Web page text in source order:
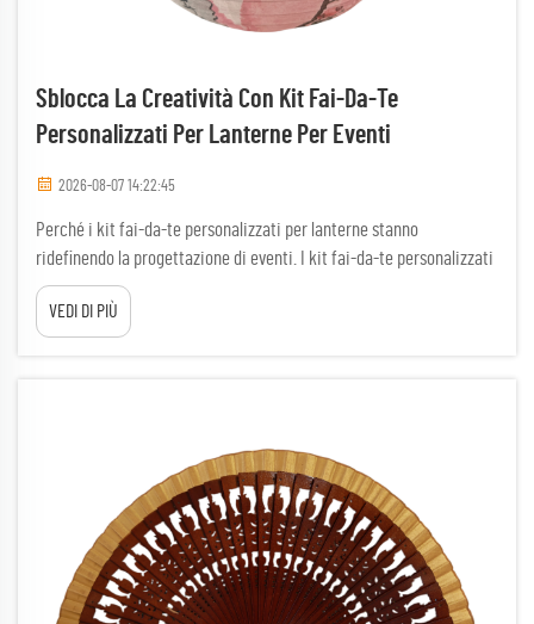
Sblocca La Creatività Con Kit Fai-Da-Te
Personalizzati Per Lanterne Per Eventi
2026-08-07 14:22:45
Perché i kit fai-da-te personalizzati per lanterne stanno
ridefinendo la progettazione di eventi. I kit fai-da-te personalizzati
per lanterne stanno trasformando la progettazione di eventi
unendo creatività pratica e illuminazione funzionale. A differenza
degli addobbi già pronti, questi kit invitano i partecipanti a
VEDI DI PIÙ